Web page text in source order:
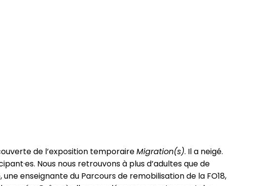
de l’exposition temporaireMigration(s). Il a neigé.
Nous nous retrouvons à plus d’adultes que de
enseignante du Parcours de remobilisation de la FO18,